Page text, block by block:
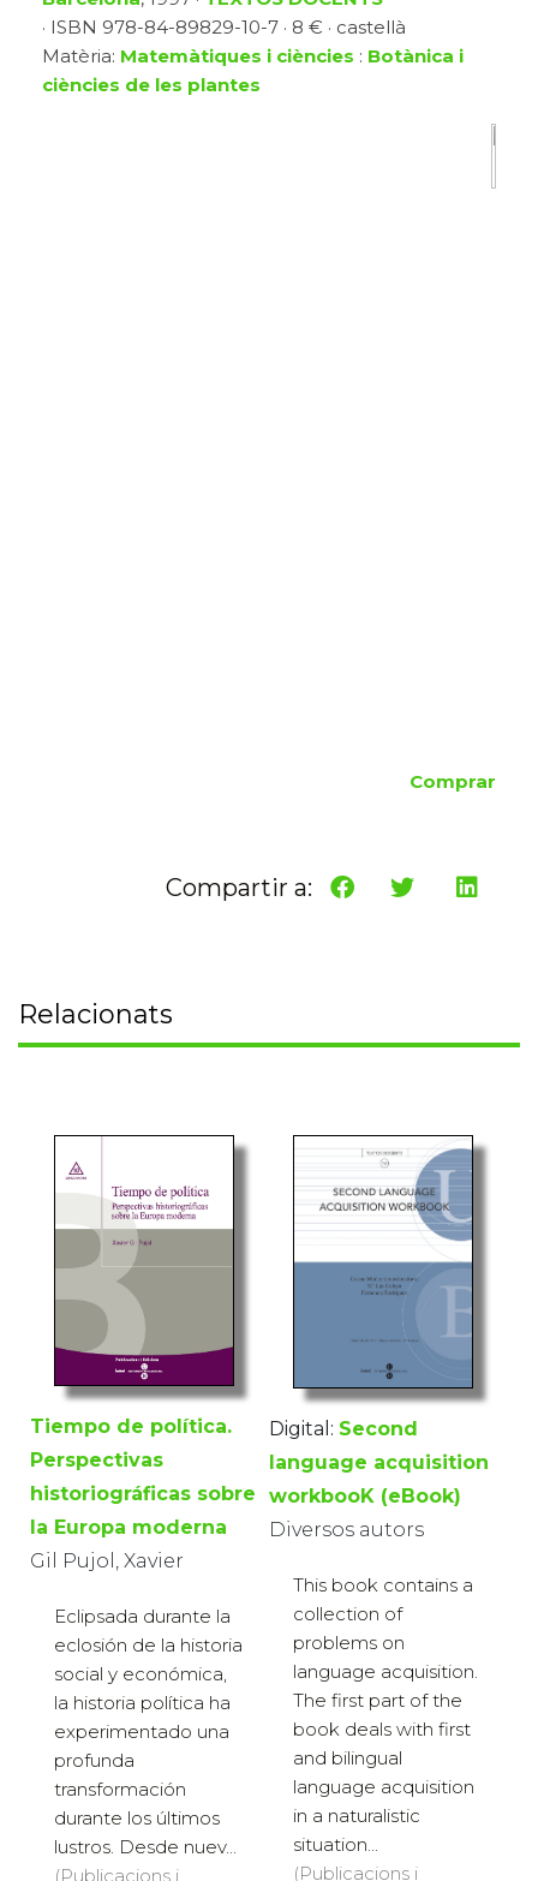
· ISBN 978-84-89829-10-7 · 8 € · castellà
Matèria: Matemàtiques i ciències : Botànica i
ciències de les plantes
Comprar
Compartir a:
Relacionats
Tiempo de política.
Perspectivas
historiográficas sobre
la Europa moderna
Gil Pujol, Xavier
Eclipsada durante la
eclosión de la historia
social y económica,
la historia política ha
experimentado una
profunda
transformación
durante los últimos
lustros. Desde nuev...
(Publicacions i
Digital: Second
language acquisition
workbooK (eBook)
Diversos autors
This book contains a
collection of
problems on
language acquisition.
The first part of the
book deals with first
and bilingual
language acquisition
in a naturalistic
situation...
(Publicacions i